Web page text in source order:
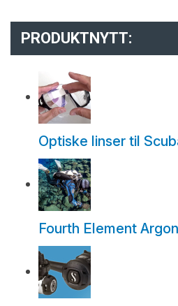
PRODUKTNYTT:
Optiske linser til
Fourth Element